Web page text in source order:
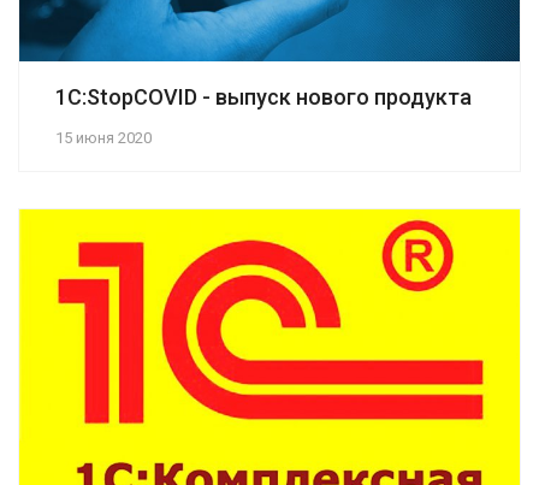
1С:StopCOVID - выпуск нового продукта
15 июня 2020